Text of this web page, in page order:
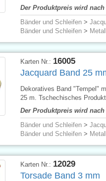
Der Produktpreis wird
Bänder und Schleifen>
Bänder und Schleifen>
Karten Nr.: 16005
Jacquard Band 25
Dekoratives Band "Tempel"
25 m. Tschechisches
Der Produktpreis wird
Bänder und Schleifen>
Bänder und Schleifen>
Karten Nr.: 12029
Torsade Band 3 mm